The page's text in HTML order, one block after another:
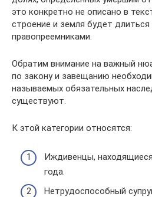
это конкретно не описано в
строение и земля будет
правопреемниками.
Обратим внимание на важный
по закону и завещанию
называемых обязательных
существуют.
К этой категории относятся:
Иждивенцы,
года.
Нетрудоспособный